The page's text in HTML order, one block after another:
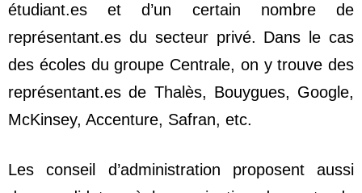
étudiant.es et d’un certain nombre de
représentant.es du secteur privé. Dans le cas
des écoles du groupe Centrale, on y trouve des
représentant.es de Thalès, Bouygues, Google,
McKinsey, Accenture, Safran, etc.
Les conseil d’administration proposent aussi